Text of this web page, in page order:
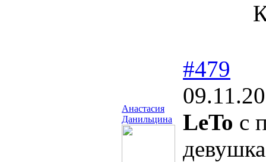
Анастасия
Данильцина
#479
LeTo с